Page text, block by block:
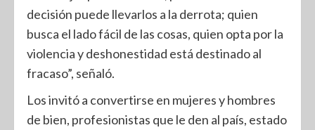
decisión puede llevarlos a la derrota; quien
busca el lado fácil de las cosas, quien opta por la
violencia y deshonestidad está destinado al
fracaso”, señaló.
Los invitó a convertirse en mujeres y hombres
de bien, profesionistas que le den al país, estado